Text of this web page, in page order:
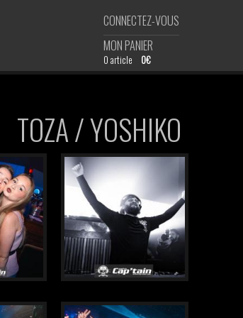
CONNECTEZ-VOUS
MON PANIER
0 article 0€
TOZA / YOSHIKO